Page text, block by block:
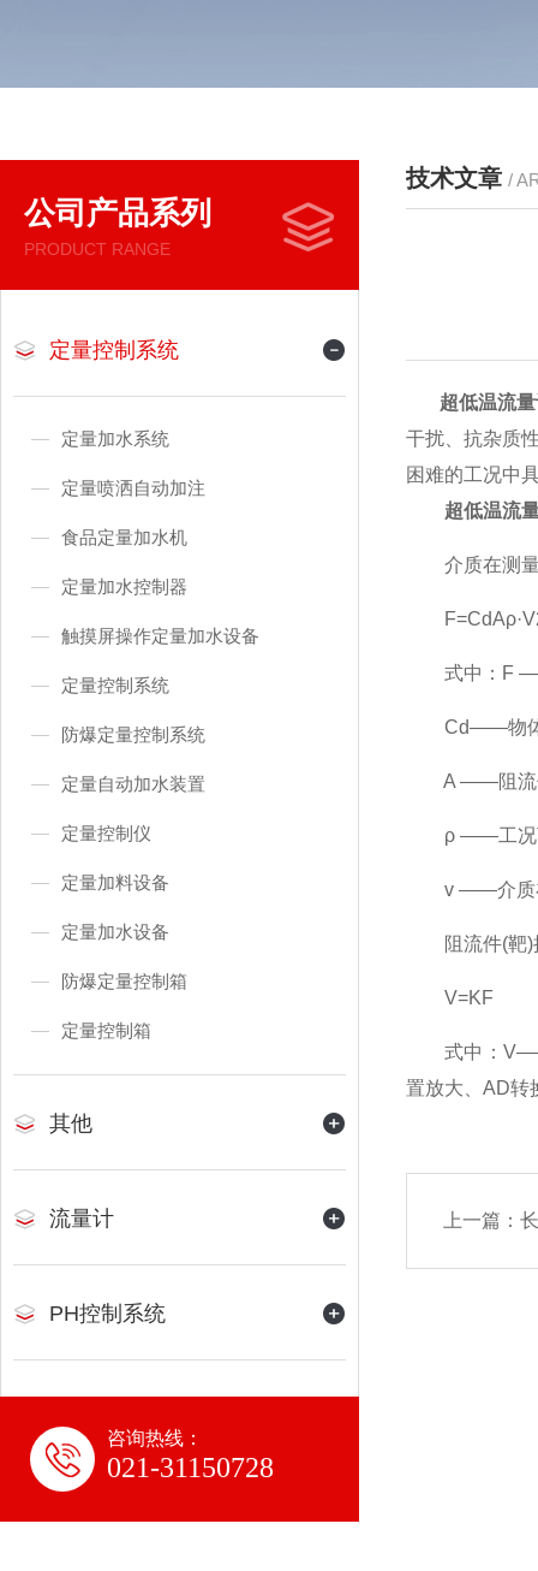
公司产品系列
PRODUCT RANGE
定量控制系统
定量加水系统
定量喷洒自动加注
食品定量加水机
定量加水控制器
触摸屏操作定量加水设备
定量控制系统
防爆定量控制系统
定量自动加水装置
定量控制仪
定量加料设备
定量加水设备
防爆定量控制箱
定量控制箱
其他
流量计
PH控制系统
咨询热线：
021-31150728
技术文章 /
超低温流
干扰、抗杂质
困难的工况中
超低温流
介质在测量
式中：F ——
Cd——物体
A ——阻流件
ρ ——工况下
v ——介质在
阻流件(靶)接
V=KF
式中：V——
置放大、AD转
上一篇：